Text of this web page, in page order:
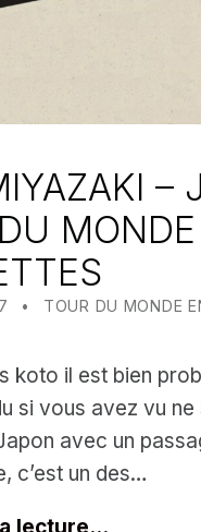
–
WRITTEN BY:
MEALIN
TOUR DU MONDE
koto il est bien
si vous avez vu ne
avec un
c’est un des…
lecture…